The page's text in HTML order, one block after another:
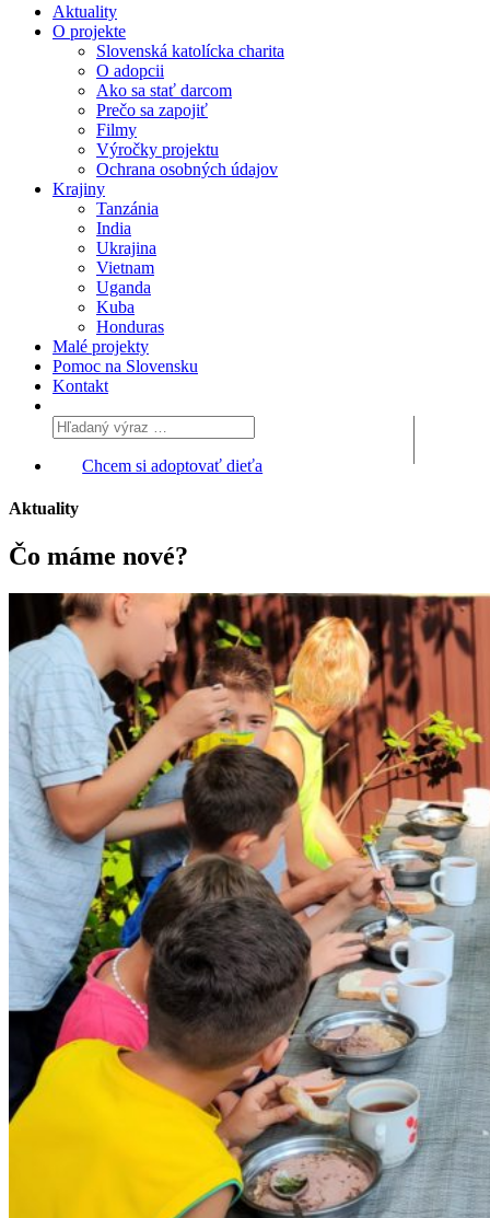
Aktuality
O projekte
Slovenská katolícka charita
O adopcii
Ako sa stať darcom
Prečo sa zapojiť
Filmy
Výročky projektu
Ochrana osobných údajov
Krajiny
Tanzánia
India
Ukrajina
Vietnam
Uganda
Kuba
Honduras
Malé projekty
Pomoc na Slovensku
Kontakt
Chcem si adoptovať dieťa
Aktuality
Čo máme nové?